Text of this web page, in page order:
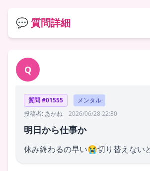
💬 質問詳細
Q
質問 #01555
メンタル
投稿者: あかね
2026/06/28 22:30
明日から仕事か
休み終わるの早い😭切り替えない